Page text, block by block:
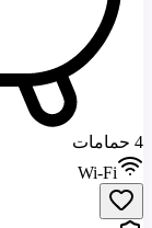
4 حمامات
Wi-Fi